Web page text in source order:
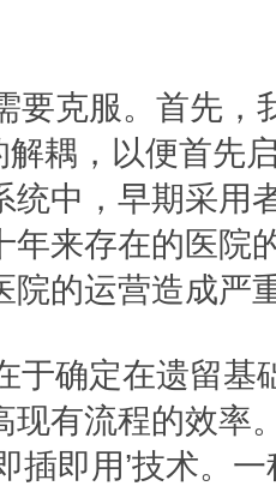
要克服。首先，
解耦，以便首先
统中，早期采用
年来存在的医院
院的运营造成严
于确定在遗留基
现有流程的效率
插即用’技术。